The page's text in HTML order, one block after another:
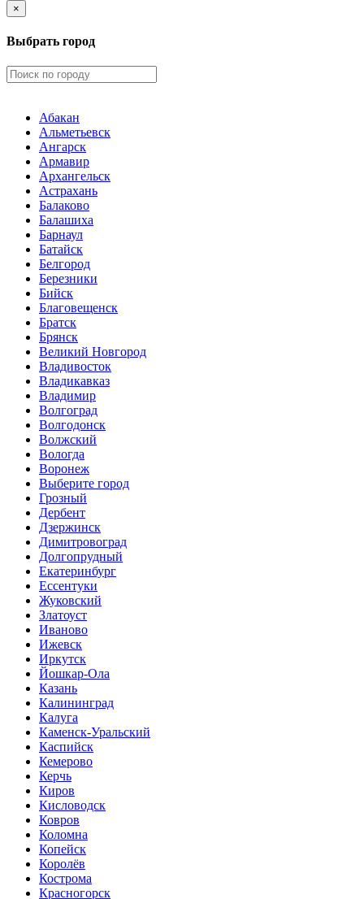
×
Выбрать город
Абакан
Альметьевск
Ангарск
Армавир
Архангельск
Астрахань
Балаково
Балашиха
Барнаул
Батайск
Белгород
Березники
Бийск
Благовещенск
Братск
Брянск
Великий Новгород
Владивосток
Владикавказ
Владимир
Волгоград
Волгодонск
Волжский
Вологда
Воронеж
Выберите город
Грозный
Дербент
Дзержинск
Димитровоград
Долгопрудный
Екатеринбург
Ессентуки
Жуковский
Златоуст
Иваново
Ижевск
Иркутск
Йошкар-Ола
Казань
Калининград
Калуга
Каменск-Уральский
Каспийск
Кемерово
Керчь
Киров
Кисловодск
Ковров
Коломна
Копейск
Королёв
Кострома
Красногорск